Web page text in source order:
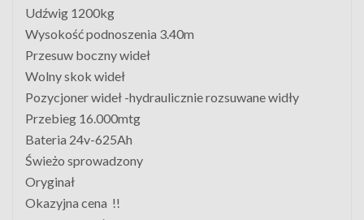
Udźwig 1200kg
Wysokość podnoszenia 3.40m
Przesuw boczny wideł
Wolny skok wideł
Pozycjoner wideł -hydraulicznie rozsuwane widły
Przebieg 16.000mtg
Bateria 24v-625Ah
Świeżo sprowadzony
Oryginał
Okazyjna cena !!